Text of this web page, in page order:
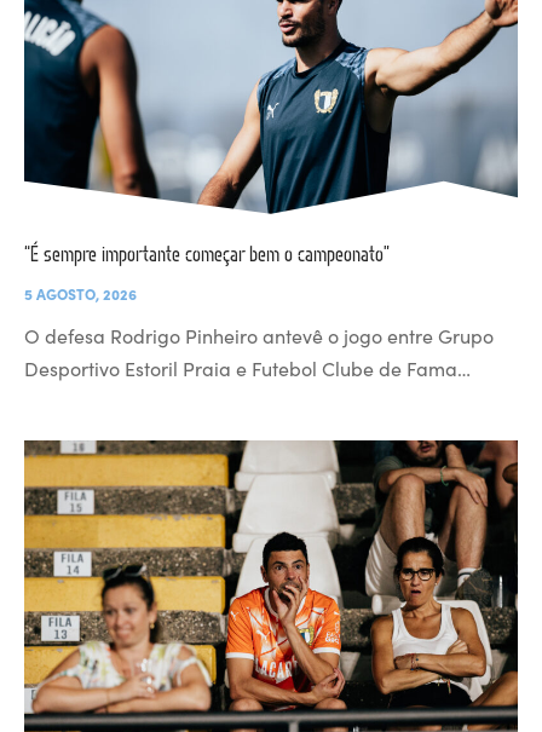
“É sempre importante começar bem o campeonato”
5 AGOSTO, 2026
O defesa Rodrigo Pinheiro antevê o jogo entre Grupo
Desportivo Estoril Praia e Futebol Clube de Fama…